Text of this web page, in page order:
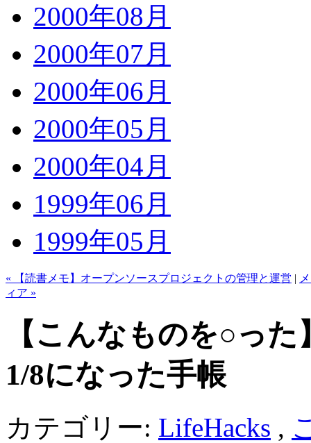
2000年08月
2000年07月
2000年06月
2000年05月
2000年04月
1999年06月
1999年05月
« 【読書メモ】オープンソースプロジェクトの管理と運営 |
ィア »
【こんなものを○っ
1/8になった手帳
カテゴリー: LifeHacks ,